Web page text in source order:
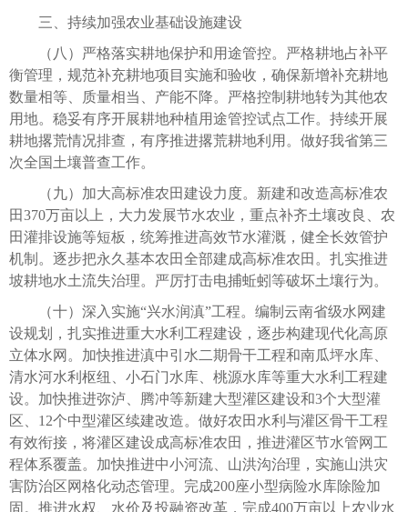
三、持续加强农业基础设施建设
（八）严格落实耕地保护和用途管控。严格耕地占补平
衡管理，规范补充耕地项目实施和验收，确保新增补充耕地
数量相等、质量相当、产能不降。严格控制耕地转为其他农
用地。稳妥有序开展耕地种植用途管控试点工作。持续开展
耕地撂荒情况排查，有序推进撂荒耕地利用。做好我省第三
次全国土壤普查工作。
（九）加大高标准农田建设力度。新建和改造高标准农
田370万亩以上，大力发展节水农业，重点补齐土壤改良、农
田灌排设施等短板，统筹推进高效节水灌溉，健全长效管护
机制。逐步把永久基本农田全部建成高标准农田。扎实推进
坡耕地水土流失治理。严厉打击电捕蚯蚓等破坏土壤行为。
（十）深入实施“兴水润滇”工程。编制云南省级水网建
设规划，扎实推进重大水利工程建设，逐步构建现代化高原
立体水网。加快推进滇中引水二期骨干工程和南瓜坪水库、
清水河水利枢纽、小石门水库、桃源水库等重大水利工程建
设。加快推进弥泸、腾冲等新建大型灌区建设和3个大型灌
区、12个中型灌区续建改造。做好农田水利与灌区骨干工程
有效衔接，将灌区建设成高标准农田，推进灌区节水管网工
程体系覆盖。加快推进中小河流、山洪沟治理，实施山洪灾
害防治区网格化动态管理。完成200座小型病险水库除险加
固。推进水权、水价及投融资改革，完成400万亩以上农业水